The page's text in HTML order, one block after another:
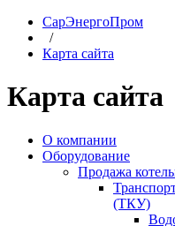
СарЭнергоПром
/
Карта сайта
Карта сайта
О компании
Оборудование
Продажа
(ТКУ)